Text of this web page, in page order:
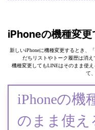
iPhoneの機種変更
新しいiPhoneに機種変更するとき、
だちリストやトーク履歴は消え
機種変更してもLINEはそのまま使
て
iPhoneの機
のまま使え